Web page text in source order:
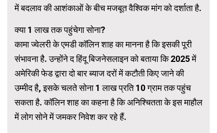
में बदलाव की आशंकाओं के बीच मजबूत वैश्विक मांग को दर्शाता है.
क्या 1 लाख तक पहुंचेगा सोना?
कामा ज्वेलरी के एमडी कॉलिन शाह का मानना ​​है कि इसकी पूरी
संभावना है. उन्होंने द हिंदू बिजनेसलाइन को बताया कि 2025 में
अमेरिकी फेड द्वारा दो बार ब्याज दरों में कटौती किए जाने की
उम्मीद है, इसके चलते सोना 1 लाख प्रति 10 ग्राम तक पहुंच
सकता है. कॉलिन शाह का कहना है कि अनिश्चितता के इस माहौल
में लोग सोने में जमकर निवेश कर रहे हैं.